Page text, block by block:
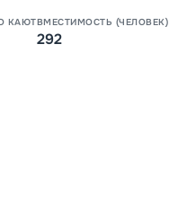
КАЮТВМЕСТИМОСТЬ (ЧЕЛОВЕК)
292